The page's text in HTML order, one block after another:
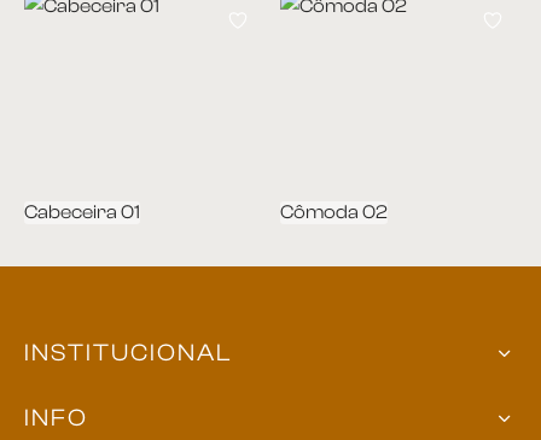
Cabeceira 01 Cômoda 02
INSTITUCIONAL
INFO